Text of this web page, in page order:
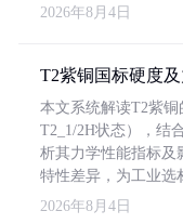
2026年8月4日
T2紫铜国标硬度
本文系统解读T2紫
T2_1/2H状态），结
析其力学性能指标及
特性差异，为工业选
2026年8月4日